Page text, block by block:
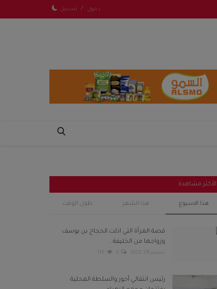
دخول / تسجيل
الأكثر مشاهدة
هذا الاسبوع هذا الشهر طول الوقت
قصة المرأة التي اذلت الحجاج بن يوسف
وزواجها من الخليفة...
سبتمبر 28, 2022 0
116
رئيس انتقالي أحور والسلطة المحلية